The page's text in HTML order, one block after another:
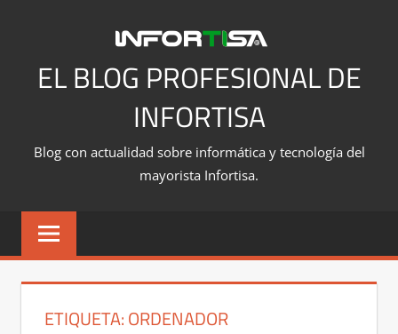
contenidoEL BLOG PROFESIONAL DE
INFORTISA
Blog con actualidad sobre informática y tecnología del
mayorista Infortisa.
ETIQUETA:ORDENADOR